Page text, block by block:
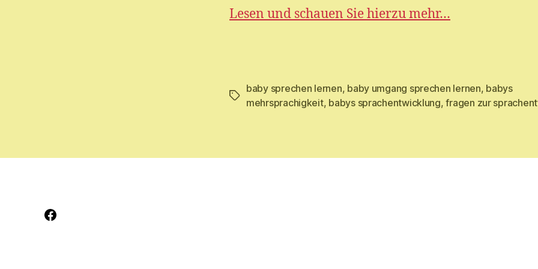
Lesen und schauen Sie hierzu mehr…
Schlagwörter
baby sprechen lernen, baby umgang sprechen lernen, babys
mehrsprachigkeit, babys sprachentwicklung,fragen zur
Facebook